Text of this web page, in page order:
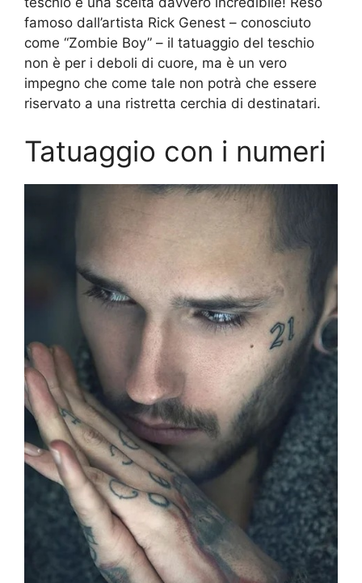
famoso dall’artista Rick Genest – conosciuto
come “Zombie Boy” – il tatuaggio del teschio
non è per i deboli di cuore, ma è un vero
impegno che come tale non potrà che essere
riservato a una ristretta cerchia di destinatari.
Tatuaggio con i numeri